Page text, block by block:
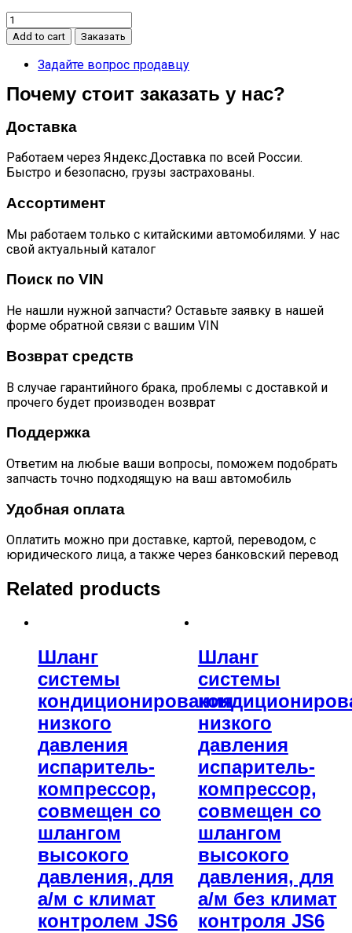
Датчик
парковки
JS6
quantity
Add to cart Заказать
Задайте вопрос продавцу
Почему стоит заказать у нас?
Доставка
Работаем через Яндекс.Доставка по всей России.
Быстро и безопасно, грузы застрахованы.
Ассортимент
Мы работаем только с китайскими автомобилями. У нас
свой актуальный каталог
Поиск по VIN
Не нашли нужной запчасти? Оставьте заявку в нашей
форме обратной связи с вашим VIN
Возврат средств
В случае гарантийного брака, проблемы с доставкой и
прочего будет производен возврат
Поддержка
Ответим на любые ваши вопросы, поможем подобрать
запчасть точно подходящую на ваш автомобиль
Удобная оплата
Оплатить можно при доставке, картой, переводом, с
юридического лица, а также через банковский перевод
Related products
Шланг
системы
кондиционирования
низкого
давления
испаритель-
компрессор,
совмещен со
шлангом
высокого
давления, для
а/м с климат
контролем JS6
Шланг
системы
низкого
давления
испаритель-
компрессор,
совмещен со
шлангом
высокого
давления, для
а/м без климат
контроля JS6